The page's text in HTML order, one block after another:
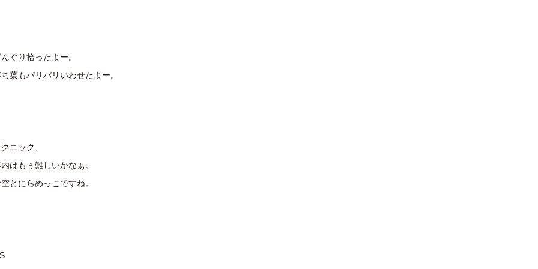
ぐり拾ったよー。
葉もパリパリいわせたよー。
ニック、
はもぅ難しいかなぁ。
とにらめっこですね。